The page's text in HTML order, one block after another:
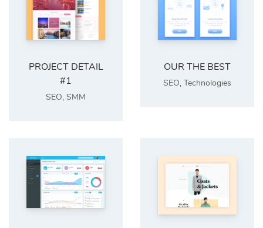
PROJECT DETAIL
#1
SEO, SMM
OUR THE BEST
SEO, Technologies